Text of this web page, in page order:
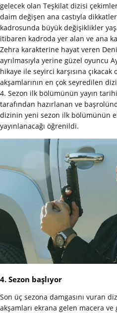
gelecek olan Teşkilat dizisi
daim değişen ana castıyla
kadrosunda büyük değişiklikler
itibaren kadroda yer alan ve ana
Zehra karakterine hayat veren
ayrılmasıyla yerine güzel oyuncu
hikaye ile seyirci karşısına
akşamlarının en çok seyredilen
4. Sezon ilk bölümünün yayın
tarafından hazırlanan ve
dizinin yeni sezon ilk bölümünün
yayınlanacağı öğrenildi.
4. Sezon başlıyor
Son üç sezona damgasını vuran
akşamları ekrana gelen macera